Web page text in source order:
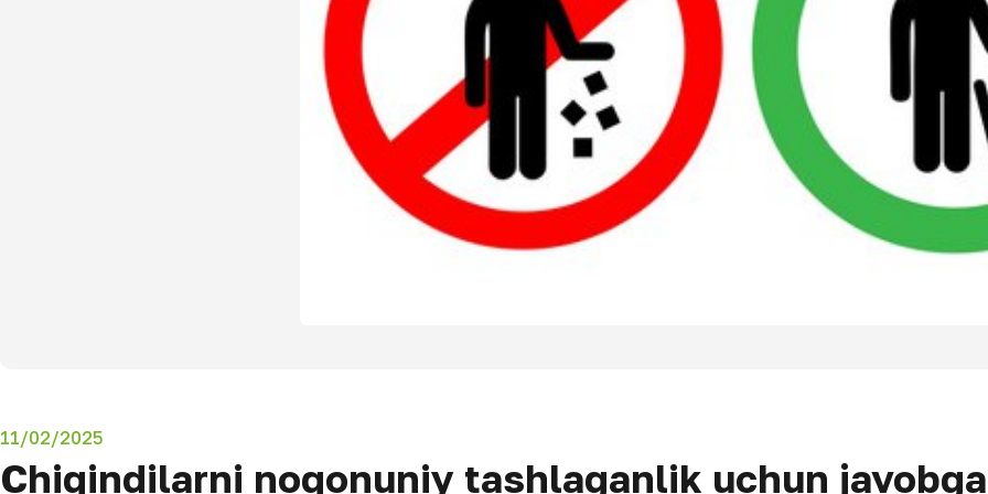
11/02/2025
Chiqindilarni noqonuniy tashlaganlik uchun